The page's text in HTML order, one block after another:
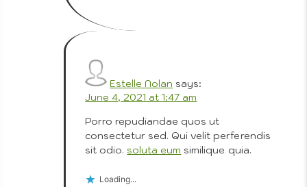
Estelle Nolan says:
June 4, 2021 at 1:47 am
Porro repudiandae quos ut
consectetur sed. Qui velit perferendis
sit odio. soluta eum similique quia.
Loading...